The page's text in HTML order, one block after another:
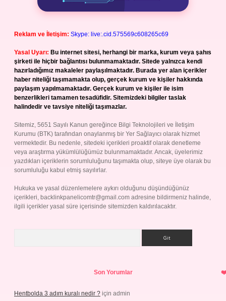
Reklam ve İletişim: Skype: live:.cid.575569c608265c69
Yasal Uyarı: Bu internet sitesi, herhangi bir marka, kurum veya şahıs
şirketi ile hiçbir bağlantısı bulunmamaktadır. Sitede yalnızca kendi
hazırladığımız makaleler paylaşılmaktadır. Burada yer alan içerikler
haber niteliği taşımamakta olup, gerçek kurum ve kişiler hakkında
paylaşım yapılmamaktadır. Gerçek kurum ve kişiler ile isim
benzerlikleri tamamen tesadüfidir. Sitemizdeki bilgiler taslak
halindedir ve tavsiye niteliği taşımazlar.
Sitemiz, 5651 Sayılı Kanun gereğince Bilgi Teknolojileri ve İletişim
Kurumu (BTK) tarafından onaylanmış bir Yer Sağlayıcı olarak hizmet
vermektedir. Bu nedenle, sitedeki içerikleri proaktif olarak denetleme
veya araştırma yükümlülüğümüz bulunmamaktadır. Ancak, üyelerimiz
yazdıkları içeriklerin sorumluluğunu taşımakta olup, siteye üye olarak bu
sorumluluğu kabul etmiş sayılırlar.
Hukuka ve yasal düzenlemelere aykırı olduğunu düşündüğünüz
içerikleri, backlinkpanelicomtr@gmail.com adresine bildirmeniz halinde,
ilgili içerikler yasal süre içerisinde sitemizden kaldırılacaktır.
Son Yorumlar
Hentbolda 3 adım kuralı nedir ? için admin